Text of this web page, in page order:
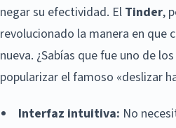
negar su efectividad. El Tinder,
revolucionado la manera en que
nueva. ¿Sabías que fue uno de
popularizar el famoso «deslizar
Interfaz intuitiva: No